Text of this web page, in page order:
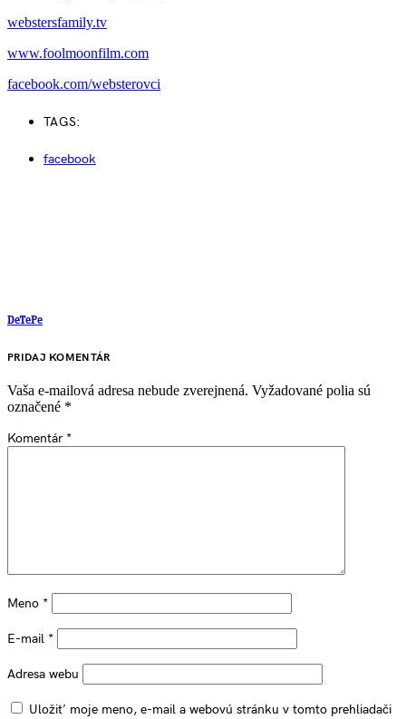
webstersfamily.tv
www.foolmoonfilm.com
facebook.com/websterovci
TAGS:
facebook
DeTePe
PRIDAJ KOMENTÁR
Vaša e-mailová adresa nebude zverejnená. Vyžadované polia sú
označené *
Komentár *
Meno *
E-mail *
Adresa webu
Uložiť moje meno, e-mail a webovú stránku v tomto prehliadači